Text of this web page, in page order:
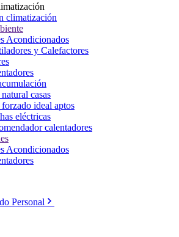
climatización
Acondicionados
y Calefactores
casas
ideal aptos
eléctricas
calentadores
Acondicionados
Personal